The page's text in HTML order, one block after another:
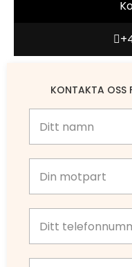
KONTAKTA OSS